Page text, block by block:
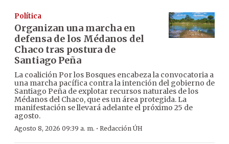
Política
Organizan una marcha en
defensa de los Médanos del
Chaco tras postura de
Santiago Peña
La coalición Por los Bosques encabeza la convocatoria a
una marcha pacífica contra la intención del gobierno de
Santiago Peña de explotar recursos naturales de los
Médanos del Chaco, que es un área protegida. La
manifestación se llevará adelante el próximo 25 de
agosto.
Agosto 8, 2026 09:39 a. m. · Redacción ÚH